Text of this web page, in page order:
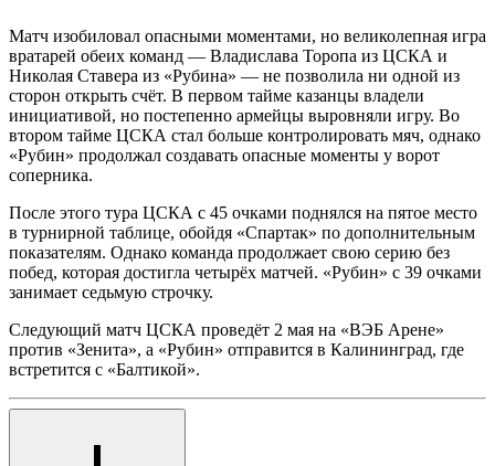
Матч изобиловал опасными моментами, но великолепная игра
вратарей обеих команд — Владислава Торопа из ЦСКА и
Николая Ставера из «Рубина» — не позволила ни одной из
сторон открыть счёт. В первом тайме казанцы владели
инициативой, но постепенно армейцы выровняли игру. Во
втором тайме ЦСКА стал больше контролировать мяч, однако
«Рубин» продолжал создавать опасные моменты у ворот
соперника.
После этого тура ЦСКА с 45 очками поднялся на пятое место
в турнирной таблице, обойдя «Спартак» по дополнительным
показателям. Однако команда продолжает свою серию без
побед, которая достигла четырёх матчей. «Рубин» с 39 очками
занимает седьмую строчку.
Следующий матч ЦСКА проведёт 2 мая на «ВЭБ Арене»
против «Зенита», а «Рубин» отправится в Калининград, где
встретится с «Балтикой».